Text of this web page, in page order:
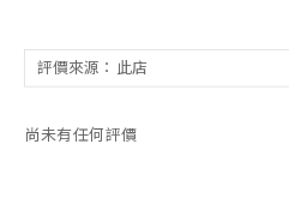
尚未有任何評價